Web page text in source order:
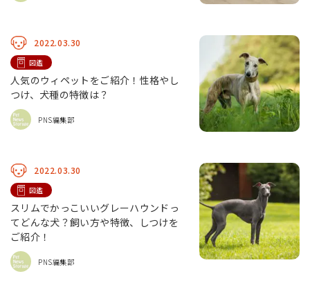
2022.03.30
図鑑
人気のウィペットをご紹介！性格やし
つけ、犬種の特徴は？
PNS編集部
2022.03.30
図鑑
スリムでかっこいいグレーハウンドっ
てどんな犬？飼い方や特徴、しつけを
ご紹介！
PNS編集部